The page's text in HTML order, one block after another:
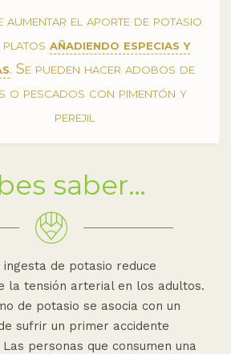
aumentar el aporte de potasio
platosañadiendo especias y
. Se pueden hacer adobos de
o pescados con pimentón y
perejil
saber…
de potasio reduce
la tensión arterial en los adultos.
de potasio se asocia con un
sufrir un primer accidente
personas que consumen una